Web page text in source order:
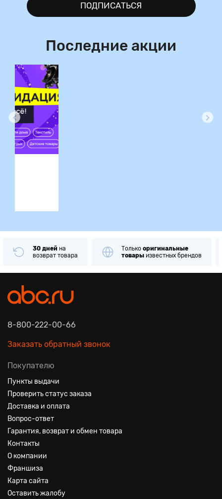
ПОДПИСАТЬСЯ
Последние акции
30 дней на
возврат товара
Только оригинальные
товары известных брендов
8-800-222-00-66
Заказать обратный звонок
Покупателю
Пункты выдачи
Проверить статус заказа
Доставка и оплата
Вопрос-ответ
Гарантия, возврат и обмен товара
Контакты
О компании
Франшиза
Карта сайта
Оставить жалобу